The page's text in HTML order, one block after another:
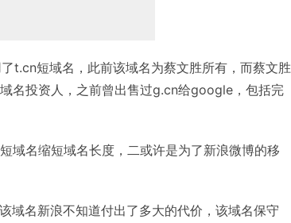
t.cn短域名，此前该域名为蔡文胜所有，而蔡文胜
名投资人，之前曾出售过g.cn给google，包括完
域名缩短域名长度，二或许是为了新浪微博的移
域名新浪不知道付出了多大的代价，该域名保守